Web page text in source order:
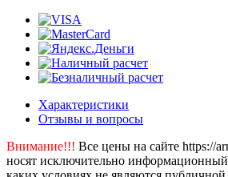
Характеристики
Отзывы и вопросы
Внимание!!! Все цены на сайте https://
носят исключительно